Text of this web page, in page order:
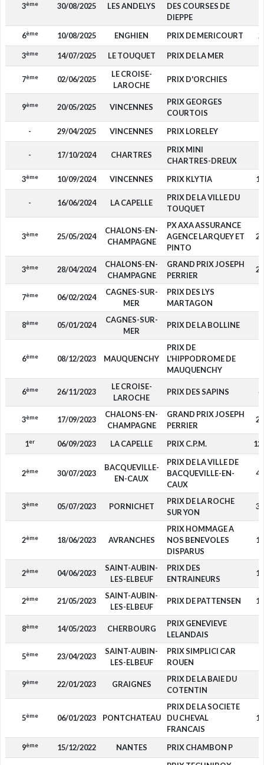
3ème 30/08/2025 LES ANDELYS
DES COURSES DE
DIEPPE
6ème 10/08/2025 ENGHIEN PRIX DE MERICOURT
3ème 14/07/2025 LE TOUQUET PRIX DE LA MER
7ème 02/06/2025
LE CROISE-
LAROCHE
PRIX D'ORCHIES
9ème 20/05/2025 VINCENNES
PRIX GEORGES
COURTOIS
- 29/04/2025 VINCENNES PRIX LORELEY
- 17/10/2024 CHARTRES
PRIX MINI
CHARTRES-DREUX
3ème 10/09/2024 VINCENNES PRIX KLYTIA 1
- 16/06/2024 LA CAPELLE
PRIX DE LA VILLE DU
TOUQUET
3ème 25/05/2024
CHALONS-EN-
CHAMPAGNE
PX AXA ASSURANCE
AGENCE LARQUEY ET
PINTO
2
3ème 28/04/2024
CHALONS-EN-
CHAMPAGNE
GRAND PRIX JOSEPH
PERRIER
2
7ème 06/02/2024
CAGNES-SUR-
MER
PRIX DES LYS
MARTAGON
8ème 05/01/2024
CAGNES-SUR-
MER
PRIX DE LA BOLLINE
6ème 08/12/2023 MAUQUENCHY
PRIX DE
L'HIPPODROME DE
MAUQUENCHY
6ème 26/11/2023
LE CROISE-
LAROCHE
PRIX DES SAPINS
3ème 17/09/2023
CHALONS-EN-
CHAMPAGNE
GRAND PRIX JOSEPH
PERRIER
2
1er 06/09/2023 LA CAPELLE PRIX C.P.M. 12
2ème 30/07/2023
BACQUEVILLE-
EN-CAUX
PRIX DE LA VILLE DE
BACQUEVILLE-EN-
CAUX
4
3ème 05/07/2023 PORNICHET
PRIX DE LA ROCHE
SUR YON
3
2ème 18/06/2023 AVRANCHES
PRIX HOMMAGE A
NOS BENEVOLES
DISPARUS
1
2ème 04/06/2023
SAINT-AUBIN-
LES-ELBEUF
PRIX DES
ENTRAINEURS
1
2ème 21/05/2023
SAINT-AUBIN-
LES-ELBEUF
PRIX DE PATTENSEN 1
8ème 14/05/2023 CHERBOURG
PRIX GENEVIEVE
LELANDAIS
5ème 23/04/2023
SAINT-AUBIN-
LES-ELBEUF
PRIX SIMPLICI CAR
ROUEN
9ème 22/01/2023 GRAIGNES
PRIX DE LA BAIE DU
COTENTIN
5ème 06/01/2023 PONTCHATEAU
PRIX DE LA SOCIETE
DU CHEVAL
FRANCAIS
1
9ème 15/12/2022 NANTES PRIX CHAMBON P